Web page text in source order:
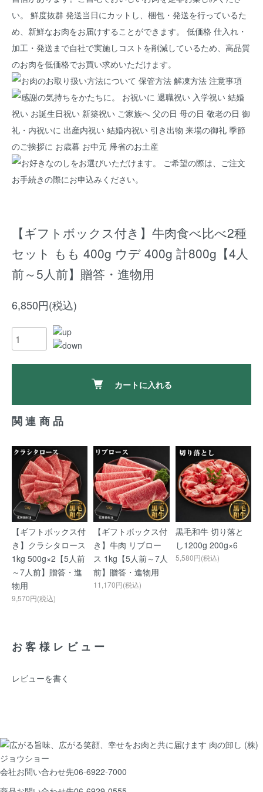
【ギフトボックス付き】牛肉食べ比べ2種
セット もも 400g ウデ 400g 計800g【4人
前～5人前】贈答・進物用
6,850円(税込)
カートに入れる
関連商品
【ギフトボックス付
き】クラシタロース
1kg 500g×2【5人前
～7人前】贈答・進
物用
9,570円(税込)
【ギフトボックス付
き】牛肉 リブロー
ス 1kg【5人前～7人
前】贈答・進物用
11,170円(税込)
黒毛和牛 切り落と
し1200g 200g×6
5,580円(税込)
お客様レビュー
レビューを書く
会社お問い合わせ先06-6922-7000